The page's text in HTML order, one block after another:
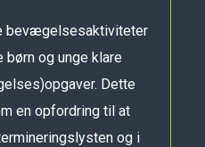
bevægelsesaktiviteter
børn og unge klare
Dette
en opfordring til at
og i